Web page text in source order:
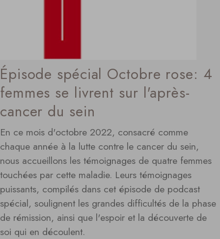
Épisode spécial Octobre rose: 4
femmes se livrent sur l'après-
cancer du sein
En ce mois d'octobre 2022, consacré comme
chaque année à la lutte contre le cancer du sein,
nous accueillons les témoignages de quatre femmes
touchées par cette maladie. Leurs témoignages
puissants, compilés dans cet épisode de podcast
spécial, soulignent les grandes difficultés de la phase
de rémission, ainsi que l'espoir et la découverte de
soi qui en découlent.